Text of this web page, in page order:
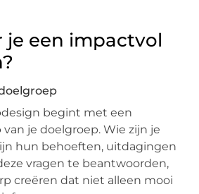
je een impactvol
begint met een
je doelgroep. Wie zijn je
hun behoeften, uitdagingen
vragen te beantwoorden,
creëren dat niet alleen mooi